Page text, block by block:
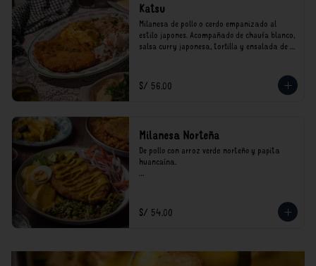
Katsu
Milanesa de pollo o cerdo empanizado al
estilo japones. Acompañado de chaufa blanco,
salsa curry japonesa, tortilla y ensalada de
*Nuestros precios están expresados en soles e
incluyen impuestos de ley y recargo al
S/ 56.00
Milanesa Norteña
De pollo con arroz verde norteño y papita
huancaína.
consumo.
S/ 54.00